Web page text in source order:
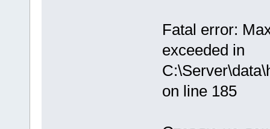
Fatal error:
exceeded in
on line 185